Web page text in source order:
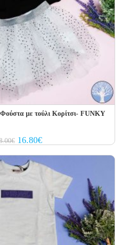
με τούλι Κορίτσι- FUNKY
€ Original
price
28.00€.
16.80€Current
price